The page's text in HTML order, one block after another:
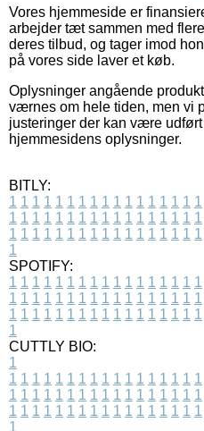
Vores hjemmeside er
arbejder tæt sammen med
deres tilbud, og tager imod
på vores side laver et køb.
Oplysninger angående
værnes om hele tiden, men vi
justeringer der kan være
hjemmesidens oplysninger.
BITLY:
1 1 1 1 1 1 1 1 1 1 1 1 1 1 1 1 1
1 1 1 1 1 1 1 1 1 1 1 1 1 1 1 1 1
1 1 1 1 1 1 1 1 1 1 1 1 1 1 1 1 1
1
SPOTIFY:
1 1 1 1 1 1 1 1 1 1 1 1 1 1 1 1 1
1 1 1 1 1 1 1 1 1 1 1 1 1 1 1 1 1
1 1 1 1 1 1 1 1 1 1 1 1 1 1 1 1 1
1
CUTTLY BIO:
1
1 1 1 1 1 1 1 1 1 1 1 1 1 1 1 1 1
1 1 1 1 1 1 1 1 1 1 1 1 1 1 1 1 1
1 1 1 1 1 1 1 1 1 1 1 1 1 1 1 1 1
1